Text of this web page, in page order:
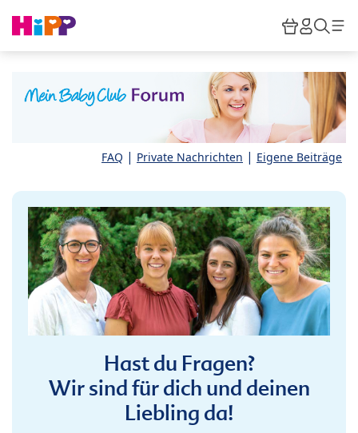
HiPP
FAQ | Private Nachrichten | Eigene Beiträge
Hast du Fragen?
Wir sind für dich und deinen
Liebling da!